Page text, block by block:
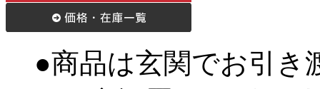
●商品は玄関でお引き